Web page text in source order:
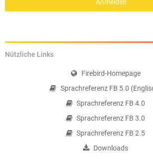
Nützliche Links
Firebird-Homepage
Sprachreferenz FB 5.0
Sprachreferenz FB 4.0
Sprachreferenz FB 3.0
Sprachreferenz FB 2.5
Downloads